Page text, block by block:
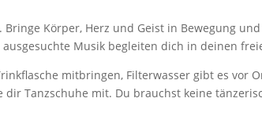
Körper, Herz und Geist in Bewegung
Musik begleiten dich in deinen
mitbringen, Filterwasser gibt es vor
Tanzschuhe mit. Du brauchst keine